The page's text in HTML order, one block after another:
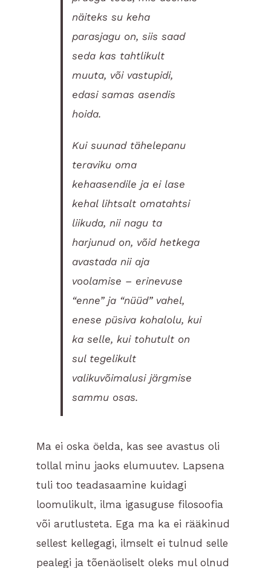
näiteks su keha
parasjagu on, siis saad
seda kas tahtlikult
muuta, või vastupidi,
edasi samas asendis
hoida.
Kui suunad tähelepanu
teraviku oma
kehaasendile ja ei lase
kehal lihtsalt omatahtsi
liikuda, nii nagu ta
harjunud on, võid hetkega
avastada nii aja
voolamise – erinevuse
“enne” ja “nüüd” vahel,
enese püsiva kohalolu, kui
ka selle, kui tohutult on
sul tegelikult
valikuvõimalusi järgmise
sammu osas.
Ma ei oska öelda, kas see avastus oli
tollal minu jaoks elumuutev. Lapsena
tuli too teadasaamine kuidagi
loomulikult, ilma igasuguse filosoofia
või arutlusteta. Ega ma ka ei rääkinud
sellest kellegagi, ilmselt ei tulnud selle
pealegi ja tõenäoliselt oleks mul olnud